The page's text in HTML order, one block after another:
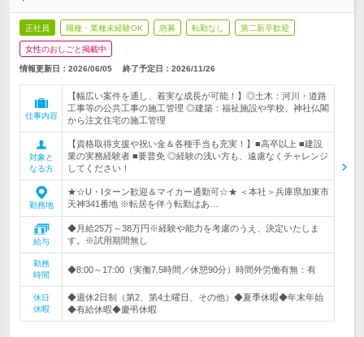
正社員 職種・業種未経験OK 急募 転勤なし 第二新卒歓迎
女性のおしごと掲載中
情報更新日：2026/06/05 終了予定日： 2026/11/26
仕事内容
【幅広い案件を通し、着実な成長が可能！】◎土木：河川・道路
工事等の公共工事の施工管理 ◎建築：福祉施設や学校、神社仏閣
から注文住宅の施工管理
対象と
なる方
【資格取得支援や祝い金＆各種手当も充実！】■高卒以上 ■建設
業の実務経験者 ■要普免 ◎経験の浅い方も、遠慮なくチャレンジ
してください！
勤務地
★☆U・Iターン歓迎＆マイカー通勤可☆★ ＜本社＞兵庫県加東市
天神341番地 ※転居を伴う転勤はあ…
給与
◆月給25万～38万円※経験や能力を考慮のうえ、決定いたしま
す。※試用期間無し
勤務
時間
◆8:00～17:00（実働7.5時間／休憩90分）時間外労働有無：有
休日
休暇
◆週休2日制（第2、第4土曜日、その他）◆夏季休暇◆年末年始
◆有給休暇◆慶弔休暇